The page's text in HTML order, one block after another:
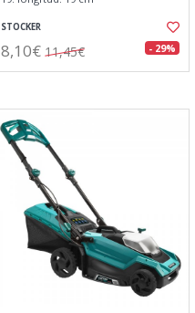
STOCKER
8,10€ 11,45€ - 29%